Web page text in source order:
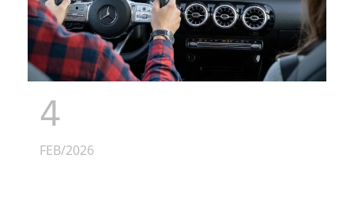
4
FEB/2026